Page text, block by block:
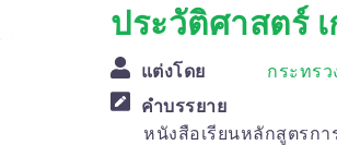
ประวัติศาสตร์
แต่งโดย
กระทร
คำบรรยาย
หนังสือเรียนหลักสูตรก